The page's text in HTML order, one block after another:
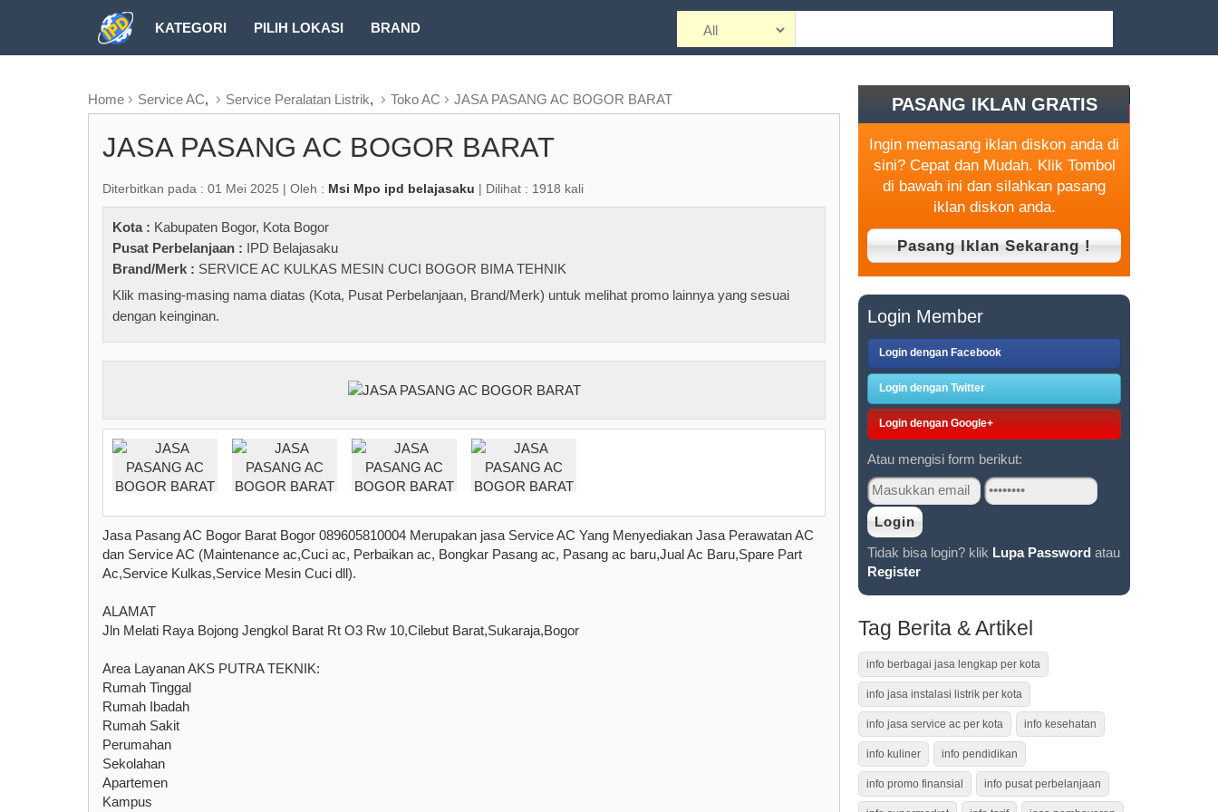
KATEGORI PILIH LOKASI BRAND
Home
Service AC, Service Peralatan Listrik, Toko AC JASA PASANG AC BOGOR BARAT
JASA PASANG AC BOGOR BARAT
Diterbitkan pada : 01 Mei 2025 | Oleh : Msi Mpo ipd belajasaku | Dilihat : 1918 kali
Kota : Kabupaten Bogor, Kota Bogor
Pusat Perbelanjaan : IPD Belajasaku
Brand/Merk : SERVICE AC KULKAS MESIN CUCI BOGOR BIMA TEHNIK
Klik masing-masing nama diatas (Kota, Pusat Perbelanjaan, Brand/Merk) untuk melihat promo lainnya yang sesuai
dengan keinginan.
Jasa Pasang AC Bogor Barat Bogor 089605810004 Merupakan jasa Service AC Yang Menyediakan Jasa Perawatan AC
dan Service AC (Maintenance ac,Cuci ac, Perbaikan ac, Bongkar Pasang ac, Pasang ac baru,Jual Ac Baru,Spare Part
Ac,Service Kulkas,Service Mesin Cuci dll).
ALAMAT
Jln Melati Raya Bojong Jengkol Barat Rt O3 Rw 10,Cilebut Barat,Sukaraja,Bogor
Area Layanan AKS PUTRA TEKNIK:
Rumah Tinggal
Rumah Ibadah
Rumah Sakit
Perumahan
Sekolahan
Apartemen
Kampus
PASANG IKLAN GRATIS
Ingin memasang iklan diskon anda di
sini? Cepat dan Mudah. Klik Tombol
di bawah ini dan silahkan pasang
iklan diskon anda.
Login Member
Login dengan Facebook
Login dengan Twitter
Login dengan Google+
Atau mengisi form berikut:
Tidak bisa login? klik Lupa Password atau
Register
Tag Berita & Artikel
info berbagai jasa lengkap per kota
info jasa instalasi listrik per kota
info jasa service ac per kota info kesehatan
info kuliner info pendidikan
info promo finansial info pusat perbelanjaan